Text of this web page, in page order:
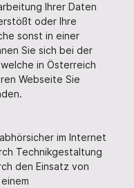
Ihrer Daten
oder Ihre
sonst in einer
Sie sich bei der
in Österreich
Webseite Sie
im Internet
Technikgestaltung
den Einsatz von